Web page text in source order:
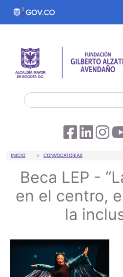
Pasar al contenido principal
Sobrescribir
INICIO CONVOCATORIAS
Beca LEP -
en el centro,
la